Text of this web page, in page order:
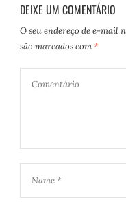
DEIXE UM COMENTÁRIO
O seu endereço de e-mail
são marcados com *